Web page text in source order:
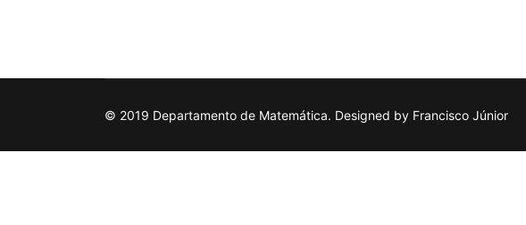
© 2019 Departamento de Matemática. Designed by Francisco Júnior